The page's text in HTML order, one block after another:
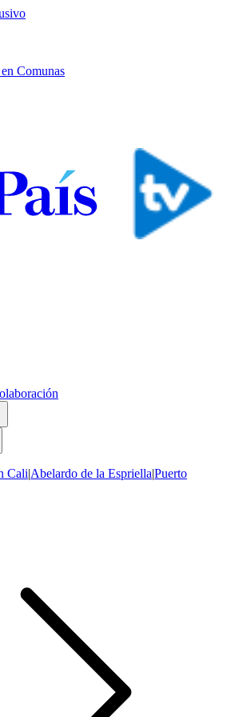
Comunas
Cali|Abelardo de la Espriella|Puerto